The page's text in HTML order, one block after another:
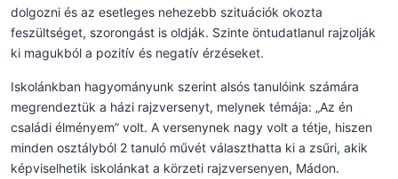
dolgozni és az esetleges nehezebb szituációk okozta
feszültséget, szorongást is oldják. Szinte öntudatlanul rajzolják
ki magukból a pozitív és negatív érzéseket.
Iskolánkban hagyományunk szerint alsós tanulóink számára
megrendeztük a házi rajzversenyt, melynek témája: „Az én
családi élményem” volt. A versenynek nagy volt a tétje, hiszen
minden osztályból 2 tanuló művét választhatta ki a zsűri, akik
képviselhetik iskolánkat a körzeti rajzversenyen, Mádon.